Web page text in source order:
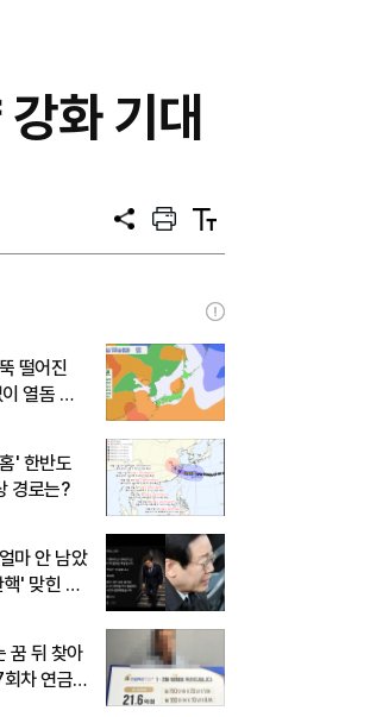
화 기대
공
프
트
텍
트
떨어진
열돔 박
' 한반도
경로는?
마 안 남았
' 맞힌 무
꿈 뒤 찾아
차 연금